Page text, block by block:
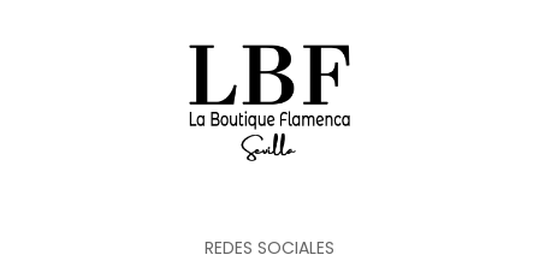
REDES SOCIALES